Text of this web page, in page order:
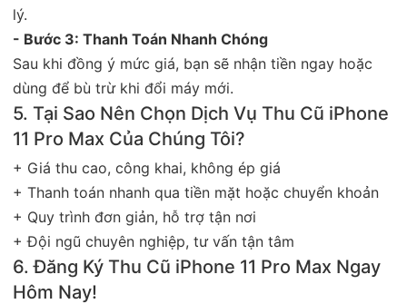
lý.
- Bước 3: Thanh Toán Nhanh Chóng
Sau khi đồng ý mức giá, bạn sẽ nhận tiền ngay hoặc
dùng để bù trừ khi đổi máy mới.
5. Tại Sao Nên Chọn Dịch Vụ Thu Cũ iPhone
11 Pro Max Của Chúng Tôi?
+ Giá thu cao, công khai, không ép giá
+ Thanh toán nhanh qua tiền mặt hoặc chuyển khoản
+ Quy trình đơn giản, hỗ trợ tận nơi
+ Đội ngũ chuyên nghiệp, tư vấn tận tâm
6. Đăng Ký Thu Cũ iPhone 11 Pro Max Ngay
Hôm Nay!